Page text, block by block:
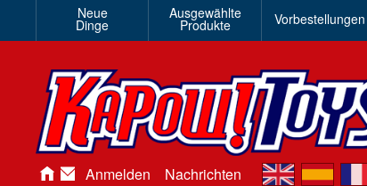
Neue
Dinge
Ausgewählte
Produkte Vorbestellungen
Anmelden Nachrichten en es